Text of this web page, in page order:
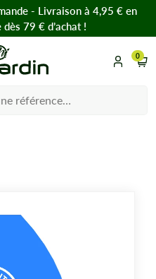
- Livraison à 4,95 € en
79 € d’achat !
0